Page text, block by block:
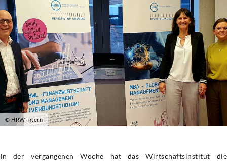
© HRW intern
In der vergangenen Woche hat das Wirtschaftsinstitut die